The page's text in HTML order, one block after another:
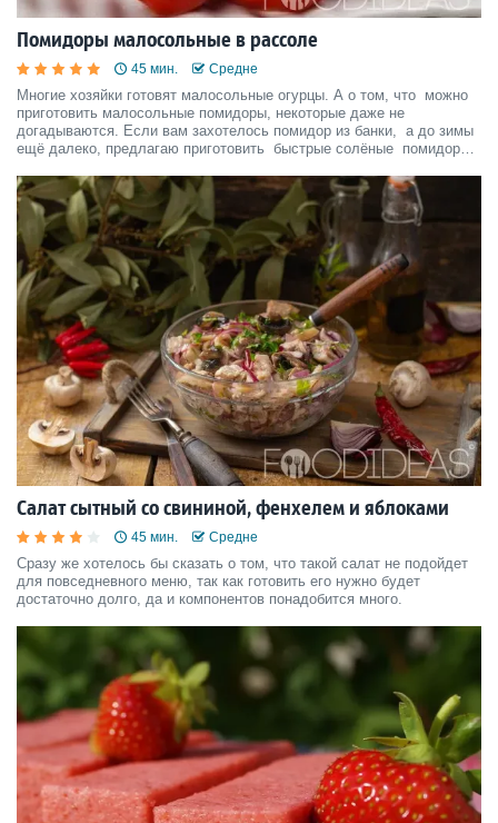
Помидоры малосольные в рассоле
45 мин. Средне
Многие хозяйки готовят малосольные огурцы. А о том, что можно
приготовить малосольные помидоры, некоторые даже не
догадываются. Если вам захотелось помидор из банки, а до зимы
ещё далеко, предлагаю приготовить быстрые солёные помидоры,
просолились так быстро, готовлю их без шкурки.
Салат сытный со свининой, фенхелем и яблоками
45 мин. Средне
Сразу же хотелось бы сказать о том, что такой салат не подойдет
для повседневного меню, так как готовить его нужно будет
достаточно долго, да и компонентов понадобится много.